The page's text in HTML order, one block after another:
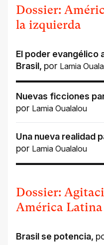
Dossier:
la izquierda
El poder evangélico
Brasil, por Lamia
Nuevas ficciones
por Lamia Oualalou
Una nueva realidad
por Lamia Oualalou
Dossier:
América Latina
Brasil se potencia,